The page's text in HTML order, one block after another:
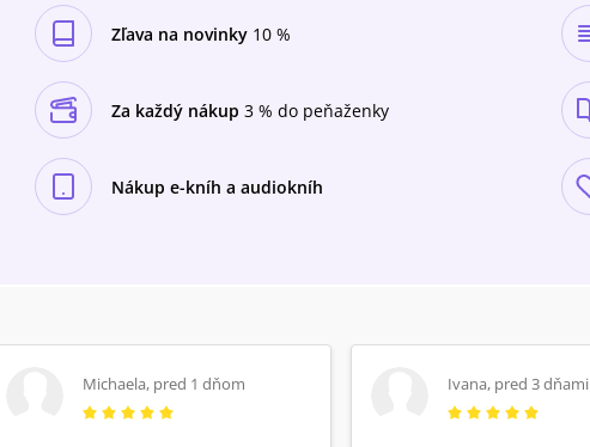
Zľava na novinky 10 %
Za každý nákup 3 % do peňaženky
Nákup e-kníh a audiokníh
Michaela, pred 1 dňom Ivana, pred 3 dňami